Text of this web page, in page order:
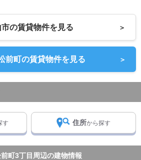
の賃貸物件を見る ＞
前町の賃貸物件を見る ＞
す 住所から探す
町3丁目周辺の建物情報